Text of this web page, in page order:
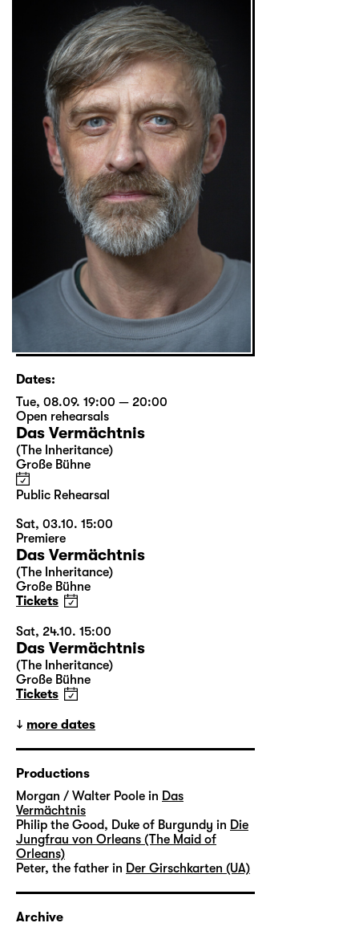
Dates:
Tue, 08.09. 19:00 — 20:00
Open rehearsals
Das Vermächtnis
(The Inheritance)
Große Bühne
Public Rehearsal
Sat, 03.10. 15:00
Premiere
Das Vermächtnis
(The Inheritance)
Große Bühne
Tickets
Sat, 24.10. 15:00
Das Vermächtnis
(The Inheritance)
Große Bühne
Tickets
more dates
Productions
Morgan / Walter Poole in Das
Vermächtnis
Philip the Good, Duke of Burgundy in Die
Jungfrau von Orleans (The Maid of
Orleans)
Peter, the father in Der Girschkarten (UA)
Archive